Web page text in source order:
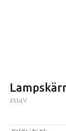
2114V